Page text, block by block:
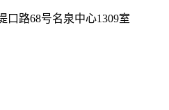
口路68号名泉中心1309室